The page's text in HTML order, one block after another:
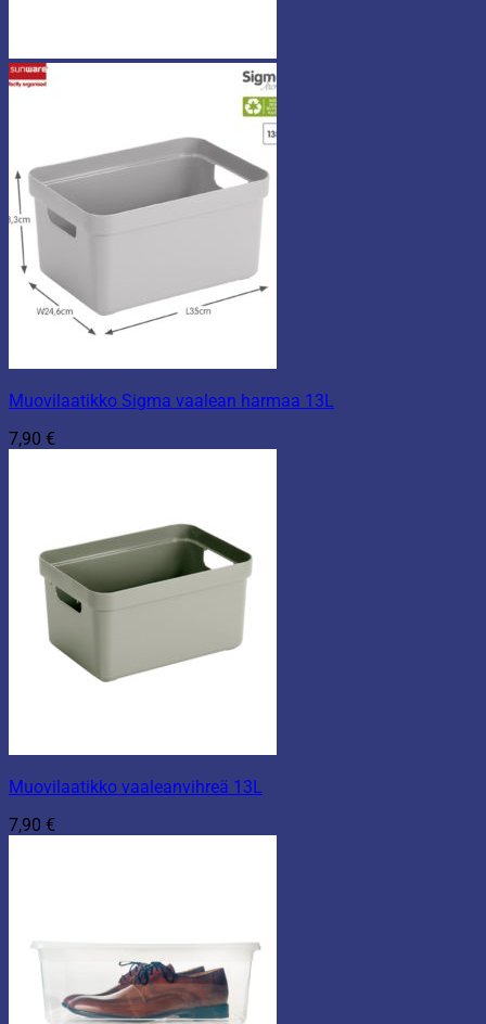
Muovilaatikko Sigma vaalean harmaa 13L
7,90 €
Muovilaatikko vaaleanvihreä 13L
7,90 €